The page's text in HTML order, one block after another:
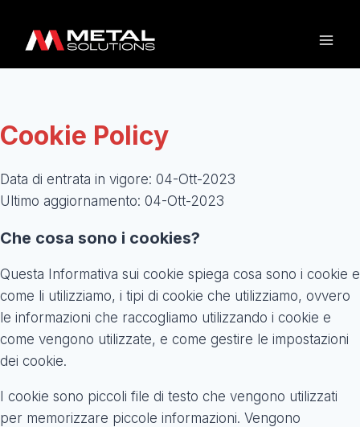
Cookie Policy
Data di entrata in vigore: 04-Ott-2023
Ultimo aggiornamento: 04-Ott-2023
Che cosa sono i cookies?
Questa Informativa sui cookie spiega cosa sono i cookie e
come li utilizziamo, i tipi di cookie che utilizziamo, ovvero
le informazioni che raccogliamo utilizzando i cookie e
come vengono utilizzate, e come gestire le impostazioni
dei cookie.
I cookie sono piccoli file di testo che vengono utilizzati
per memorizzare piccole informazioni. Vengono